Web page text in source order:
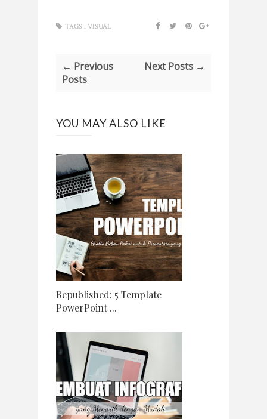
TAGS : VISUAL
← Previous
Posts
Next Posts →
YOU MAY ALSO LIKE
Republished: 5 Template
PowerPoint ...